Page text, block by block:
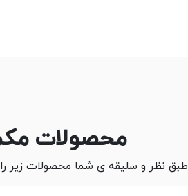
محصولات
طبق نظر و سلیقه ی شما محصولات زیر